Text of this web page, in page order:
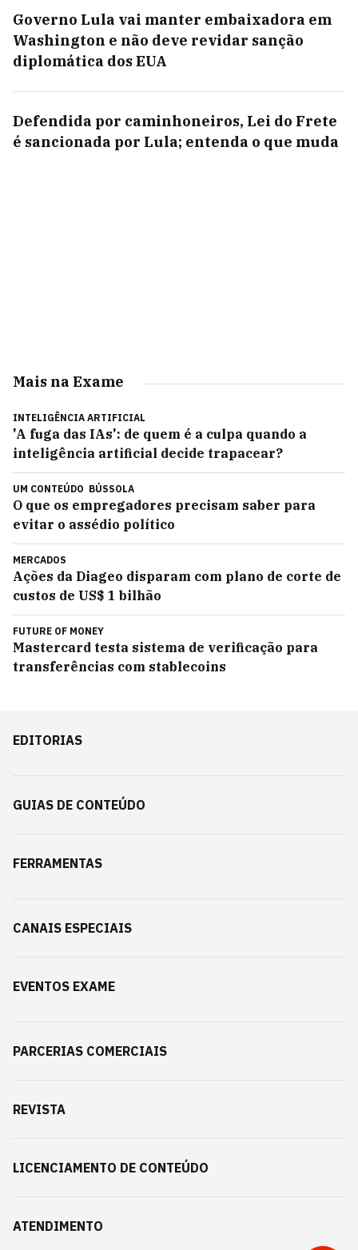
Governo Lula vai manter embaixadora em
Washington e não deve revidar sanção
diplomática dos EUA
Defendida por caminhoneiros, Lei do Frete
é sancionada por Lula; entenda o que muda
Mais na Exame
INTELIGÊNCIA ARTIFICIAL
'A fuga das IAs': de quem é a culpa quando a
inteligência artificial decide trapacear?
UM CONTEÚDO BÚSSOLA
O que os empregadores precisam saber para
evitar o assédio político
MERCADOS
Ações da Diageo disparam com plano de corte de
custos de US$ 1 bilhão
FUTURE OF MONEY
Mastercard testa sistema de verificação para
transferências com stablecoins
EDITORIAS
GUIAS DE CONTEÚDO
FERRAMENTAS
CANAIS ESPECIAIS
EVENTOS EXAME
PARCERIAS COMERCIAIS
REVISTA
LICENCIAMENTO DE CONTEÚDO
ATENDIMENTO